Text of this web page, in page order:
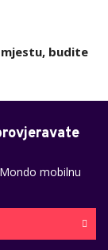
budite
mobilnu